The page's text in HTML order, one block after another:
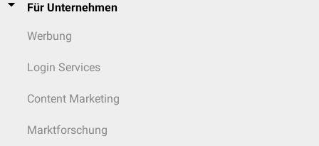
Für Unternehmen
Werbung
Login Services
Content Marketing
Marktforschung